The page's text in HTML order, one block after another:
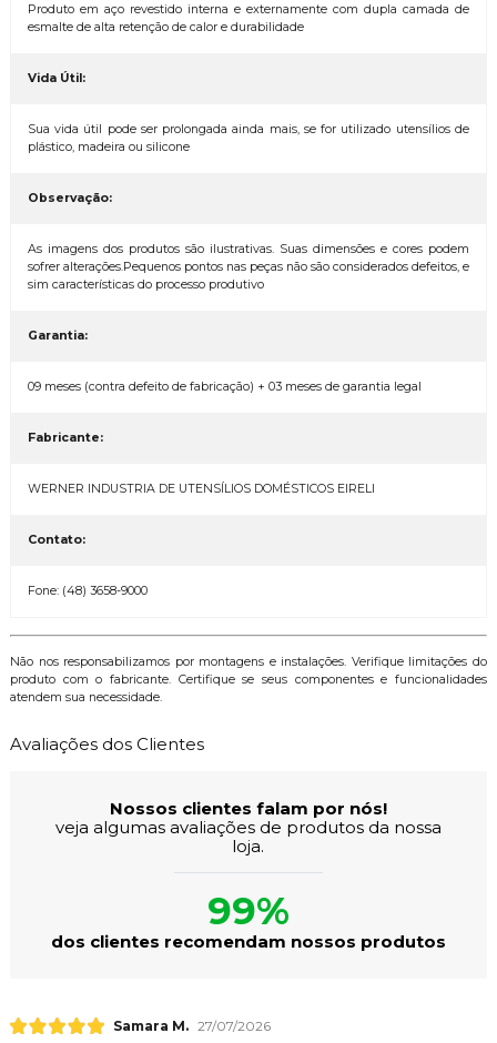
Produto em aço revestido interna e externamente com dupla camada de
esmalte de alta retenção de calor e durabilidade
Vida Útil:
Sua vida útil pode ser prolongada ainda mais, se for utilizado utensílios de
plástico, madeira ou silicone
Observação:
As imagens dos produtos são ilustrativas. Suas dimensões e cores podem
sofrer alterações.Pequenos pontos nas peças não são considerados defeitos, e
sim características do processo produtivo
Garantia:
09 meses (contra defeito de fabricação) + 03 meses de garantia legal
Fabricante:
WERNER INDUSTRIA DE UTENSÍLIOS DOMÉSTICOS EIRELI
Contato:
Fone: (48) 3658-9000
Não nos responsabilizamos por montagens e instalações. Verifique limitações do
produto com o fabricante. Certifique se seus componentes e funcionalidades
atendem sua necessidade.
Avaliações dos Clientes
Nossos clientes falam por nós!
veja algumas avaliações de produtos da nossa
loja.
99%
dos clientes recomendam nossos produtos
Samara M. 27/07/2026